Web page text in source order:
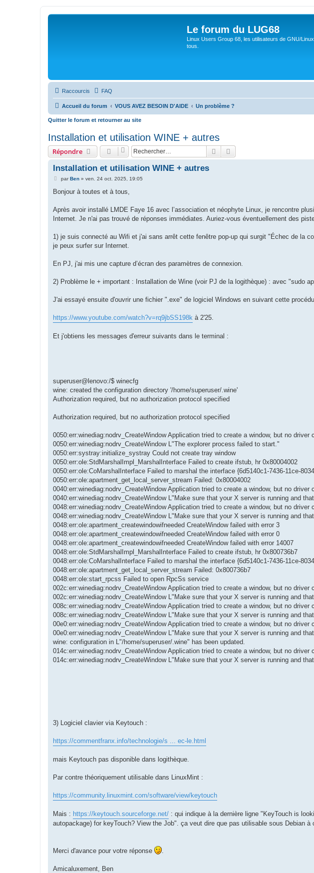
Le forum du LUG68
Linux Users Group 68, les utilisateurs de GNU/
tous.
Raccourcis FAQ
Accueil du forum VOUS AVEZ BESOIN D'AIDE Un problème ?
Quitter le forum et retourner au site
Installation et utilisation WINE + autres
Répondre Rechercher
Installation et utilisation WINE + autres
M
s
g
parBen» ven. 24 oct. 2025, 19:05
Bonjour à toutes et à tous,
Après avoir installé LMDE Faye 16 avec l’association et néophyte Linux, je rencontre
Internet. Je n'ai pas trouvé de réponses immédiates. Auriez-vous éventuellement des
1) je suis connecté au Wifi et j'ai sans arrêt cette fenêtre pop-up qui surgit "Échec de la
je peux surfer sur Internet.
En PJ, j'ai mis une capture d’écran des paramètres de connexion.
2) Problème le + important : Installation de Wine (voir PJ de la logithèque) : avec "sudo
J'ai essayé ensuite d'ouvrir une fichier ".exe" de logiciel Windows en suivant cette
https://www.youtube.com/watch?v=rq9jbSS198k à 2'25.
Et j'obtiens les messages d'erreur suivants dans le terminal :
superuser@lenovo:/$ winecfg
wine: created the configuration directory '/home/superuser/.wine'
Authorization required, but no authorization protocol specified
Authorization required, but no authorization protocol specified
0050:err:winediag:nodrv_CreateWindow Application tried to create a window, but no driver
0050:err:winediag:nodrv_CreateWindow L"The explorer process failed to start."
0050:err:systray:initialize_systray Could not create tray window
0050:err:ole:StdMarshalImpl_MarshalInterface Failed to create ifstub, hr 0x80004002
0050:err:ole:CoMarshalInterface Failed to marshal the interface {6d5140c1-7436-11ce-
0050:err:ole:apartment_get_local_server_stream Failed: 0x80004002
0040:err:winediag:nodrv_CreateWindow Application tried to create a window, but no driver
0040:err:winediag:nodrv_CreateWindow L"Make sure that your X server is running and
0048:err:winediag:nodrv_CreateWindow Application tried to create a window, but no driver
0048:err:winediag:nodrv_CreateWindow L"Make sure that your X server is running and
0048:err:ole:apartment_createwindowifneeded CreateWindow failed with error 3
0048:err:ole:apartment_createwindowifneeded CreateWindow failed with error 0
0048:err:ole:apartment_createwindowifneeded CreateWindow failed with error 14007
0048:err:ole:StdMarshalImpl_MarshalInterface Failed to create ifstub, hr 0x800736b7
0048:err:ole:CoMarshalInterface Failed to marshal the interface {6d5140c1-7436-11ce-
0048:err:ole:apartment_get_local_server_stream Failed: 0x800736b7
0048:err:ole:start_rpcss Failed to open RpcSs service
002c:err:winediag:nodrv_CreateWindow Application tried to create a window, but no driver
002c:err:winediag:nodrv_CreateWindow L"Make sure that your X server is running and
008c:err:winediag:nodrv_CreateWindow Application tried to create a window, but no driver
008c:err:winediag:nodrv_CreateWindow L"Make sure that your X server is running and
00e0:err:winediag:nodrv_CreateWindow Application tried to create a window, but no driver
00e0:err:winediag:nodrv_CreateWindow L"Make sure that your X server is running and
wine: configuration in L"/home/superuser/.wine" has been updated.
014c:err:winediag:nodrv_CreateWindow Application tried to create a window, but no driver
014c:err:winediag:nodrv_CreateWindow L"Make sure that your X server is running and
3) Logiciel clavier via Keytouch :
https://commentfranx.info/technologie/s ... ec-le.html
mais Keytouch pas disponible dans logithèque.
Par contre théoriquement utilisable dans LinuxMint :
https://community.linuxmint.com/software/view/keytouch
Mais : https://keytouch.sourceforge.net/ : qui indique à la dernière ligne "KeyTouch is
autopackage) for keyTouch? View the Job". ça veut dire que pas utilisable sous Debian à
Merci d'avance pour votre réponse
Amicaluxement, Ben